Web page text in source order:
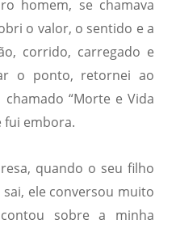
homem, se chamava
o valor, o sentido e a
corrido, carregado e
o ponto, retornei ao
“Morte e Vida
fui embora.
quando o seu filho
ele conversou muito
sobre a minha